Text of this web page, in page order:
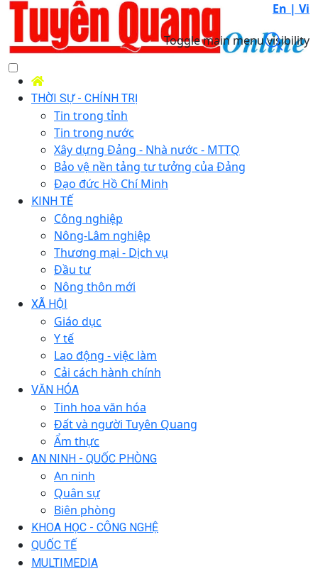
En | Vi
Toggle main menu visibility
THỜI SỰ - CHÍNH TRỊ
Tin trong tỉnh
Tin trong nước
Xây dựng Đảng - Nhà nước - MTTQ
Bảo vệ nền tảng tư tưởng của Đảng
Đạo đức Hồ Chí Minh
KINH TẾ
Công nghiệp
Nông-Lâm nghiệp
Thương mại - Dịch vụ
Đầu tư
Nông thôn mới
XÃ HỘI
Giáo dục
Y tế
Lao động - việc làm
Cải cách hành chính
VĂN HÓA
Tinh hoa văn hóa
Đất và người Tuyên Quang
Ẩm thực
AN NINH - QUỐC PHÒNG
An ninh
Quân sự
Biên phòng
KHOA HỌC - CÔNG NGHỆ
QUỐC TẾ
MULTIMEDIA